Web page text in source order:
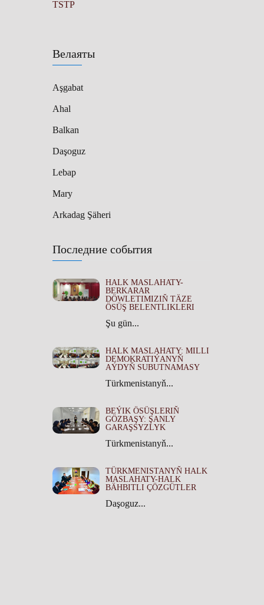
Велаяты
Aşgabat
Ahal
Balkan
Daşoguz
Lebap
Mary
Arkadag Şäheri
Последние события
HALK MASLAHATY-
BERKARAR
DÖWLETIMIZIŇ TÄZE
ÖSÜŞ BELENTLIKLERI
Şu gün...
HALK MASLAHATY: MILLI
DEMOKRATIÝANYŇ
AÝDYŇ SUBUTNAMASY
Türkmenistanyň...
BEÝIK ÖSÜŞLERIŇ
GÖZBAŞY: ŞANLY
GARAŞSYZLYK
Türkmenistanyň...
TÜRKMENISTANYŇ HALK
MASLAHATY-HALK
BÄHBITLI ÇÖZGÜTLER
Daşoguz...
TSTP